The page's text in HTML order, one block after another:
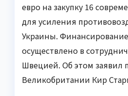
евро на закупку 16
для усиления
Украины.
осуществлено в
Швецией. Об этом заявил
Великобритании Кир